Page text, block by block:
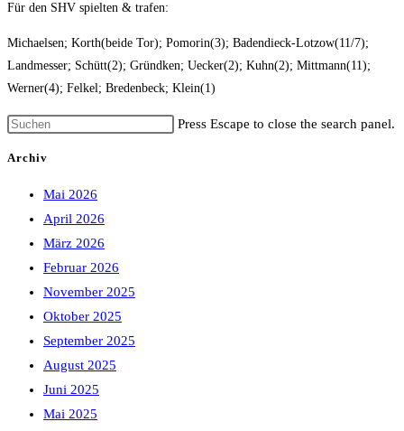
Für den SHV spielten & trafen:
Michaelsen; Korth(beide Tor); Pomorin(3); Badendieck-Lotzow(11/7);
Landmesser; Schütt(2); Gründken; Uecker(2); Kuhn(2); Mittmann(11);
Werner(4); Felkel; Bredenbeck; Klein(1)
Press Escape to close the search panel.
Archiv
Mai 2026
April 2026
März 2026
Februar 2026
November 2025
Oktober 2025
September 2025
August 2025
Juni 2025
Mai 2025